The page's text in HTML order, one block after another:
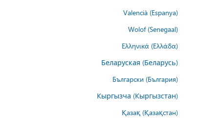
Valencià (Espanya)
Wolof (Senegaal)
Ελληνικά (Ελλάδα)
Беларуская (Беларусь)
Български (България)
Кыргызча (Кыргызстан)
Қазақ (Қазақстан)